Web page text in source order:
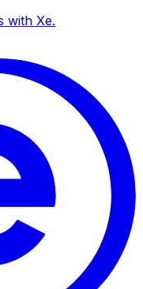
with Xe.